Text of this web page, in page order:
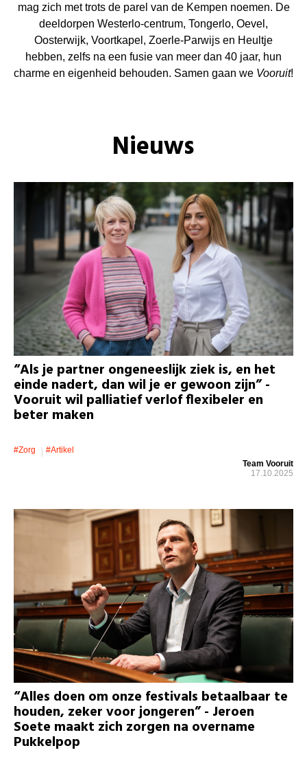
mag zich met trots de parel van de Kempen noemen. De
deeldorpen Westerlo-centrum, Tongerlo, Oevel,
Oosterwijk, Voortkapel, Zoerle-Parwijs en Heultje
hebben, zelfs na een fusie van meer dan 40 jaar, hun
charme en eigenheid behouden. Samen gaan we Vooruit!
Nieuws
“Als je partner ongeneeslijk ziek is, en het
einde nadert, dan wil je er gewoon zijn” -
Vooruit wil palliatief verlof flexibeler en
beter maken
#zorg
#artikel
Team Vooruit
17.10.2025
“Alles doen om onze festivals betaalbaar te
houden, zeker voor jongeren” - Jeroen
Soete maakt zich zorgen na overname
Pukkelpop